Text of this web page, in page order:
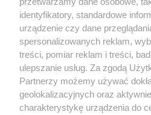
3 / 4
Kolizja na
Tarnowskich
Nie zapomnij
zapoznać się z:
polityką prywatności
Twojemiasto
Piekary Śląskie
Chorzów
Tarnowskie Góry
identyfikatory, standardowe
urządzenie czy dane
spersonalizowanych reklam,
treści, pomiar reklam i treści,
ulepszanie usług. Za zgodą
Partnerzy możemy używać
geolokalizacyjnych oraz
charakterystykę urządzenia do